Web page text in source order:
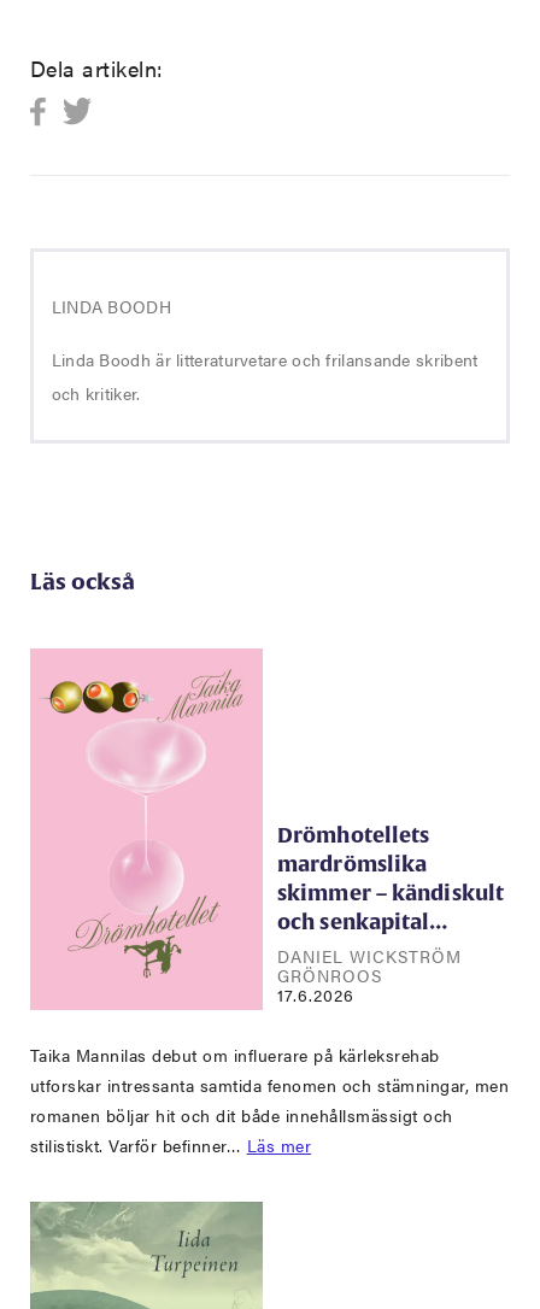
Dela artikeln:
LINDA BOODH
Linda Boodh är litteraturvetare och frilansande skribent
och kritiker.
Läs också
Drömhotellets
mardrömslika
skimmer – kändiskult
och senkapital…
DANIEL WICKSTRÖM
GRÖNROOS
17.6.2026
Taika Mannilas debut om influerare på kärleksrehab
utforskar intressanta samtida fenomen och stämningar, men
romanen böljar hit och dit både innehållsmässigt och
stilistiskt. Varför befinner… Läs mer